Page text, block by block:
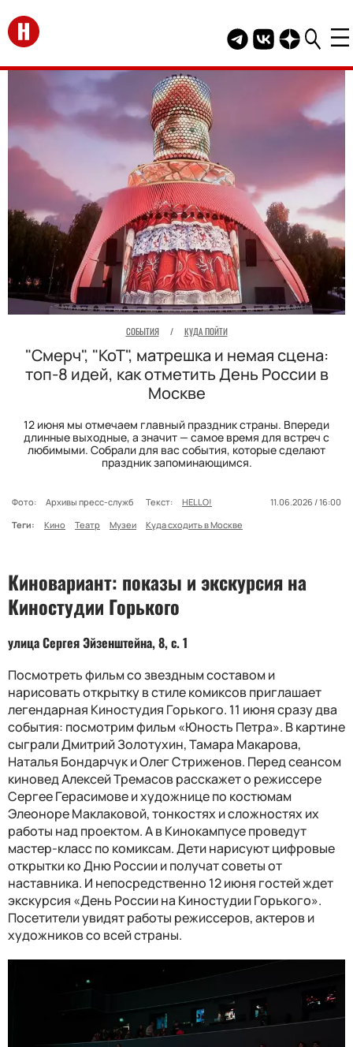
Перейти на главную
Telegram канал
Группа HELLO
Канал
СОБЫТИЯ / КУДА ПОЙТИ
"Смерч", "КоТ", матрешка и немая сцена:
топ-8 идей, как отметить День России в
Москве
12 июня мы отмечаем главный праздник страны. Впереди
длинные выходные, а значит — самое время для встреч с
любимыми. Собрали для вас события, которые сделают
праздник запоминающимся.
Фото: Архивы пресс-служб Текст: HELLO!
11.06.2026 / 16:00
Теги:
Кино Театр Музеи Куда сходить в Москве
Киновариант: показы и экскурсия на
Киностудии Горького
улица Сергея Эйзенштейна, 8, с. 1
Посмотреть фильм со звездным составом и
нарисовать открытку в стиле комиксов приглашает
легендарная Киностудия Горького. 11 июня сразу два
события: посмотрим фильм «Юность Петра». В картине
сыграли Дмитрий Золотухин, Тамара Макарова,
Наталья Бондарчук и Олег Стриженов. Перед сеансом
киновед Алексей Тремасов расскажет о режиссере
Сергее Герасимове и художнице по костюмам
Элеоноре Маклаковой, тонкостях и сложностях их
работы над проектом. А в Кинокампусе проведут
мастер-класс по комиксам. Дети нарисуют цифровые
открытки ко Дню России и получат советы от
наставника. И непосредственно 12 июня гостей ждет
экскурсия «День России на Киностудии Горького».
Посетители увидят работы режиссеров, актеров и
художников со всей страны.